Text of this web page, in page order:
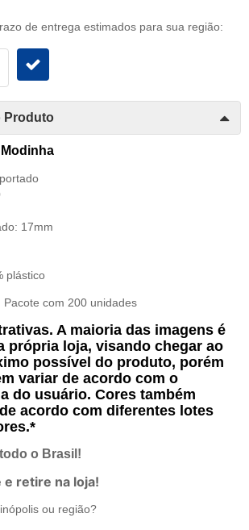
de entrega estimados para sua região:
Produto
17mm
plástico
Pacote com 200 unidades
A maioria das imagens é
própria loja, visando chegar ao
possível do produto, porém
variar de acordo com o
do usuário. Cores também
acordo com diferentes lotes
o Brasil!
retire na loja!
ou região?